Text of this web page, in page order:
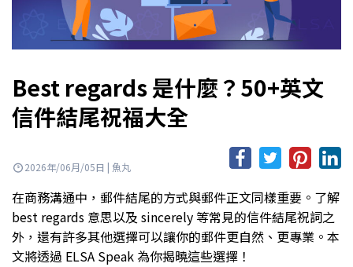
Best regards 是什麼？50+英文
信件結尾祝福大全
2026年/06月/05日 | 魚丸
在商務溝通中，郵件結尾的方式與郵件正文同樣重要。了解
best regards 意思以及 sincerely 等常見的信件結尾祝詞之
外，還有許多其他選擇可以讓你的郵件更自然、更專業。本
文將透過 ELSA Speak 為你揭曉這些選擇！